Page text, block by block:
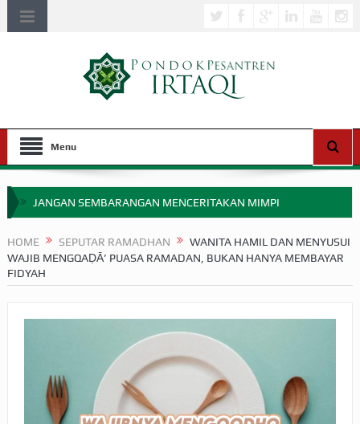
Menu
JANGAN SEMBARANGAN MENCERITAKAN MIMPI
MIMPI YANG DIABAIKAN MENJELANG PERANG BADAR
HAKIKAT NIKMAT DI DUNIA!
BAGAIMANA CARA MEMBAYAR ZAKAT UANG?
UANG HARAM BISA MENJADI HALAL JIKA SEBAB
HOME SEPUTAR RAMADHAN
WANITA HAMIL DAN MENYUSUI
WAJIB MENGQAḌĀ’ PUASA RAMADAN, BUKAN HANYA MEMBAYAR
FIDYAH